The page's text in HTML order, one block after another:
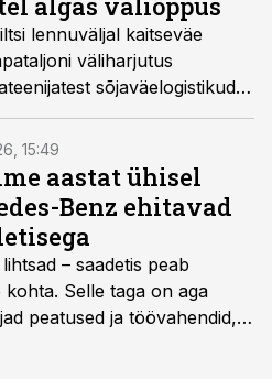
lennuväljal kaitseväe
väliharjutus
sõjaväelogistikud
olukordades.
15:49
aastat ühisel
Benz ehitavad
– saadetis peab
kohta. Selle taga on aga
peatused ja töövahendid,